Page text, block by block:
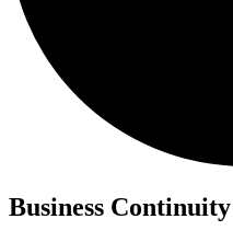
Business